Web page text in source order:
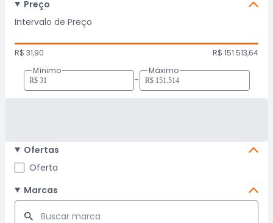
Preço
Intervalo de Preço
R$ 31,90
R$ 151.513,64
Mínimo
-
Máximo
Ofertas
Oferta
Marcas